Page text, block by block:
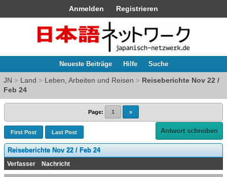
Anmelden Registrieren
Neueste Beiträge Hilfe Suche
JN > Land > Leben, Arbeiten und Reisen > Reiseberichte Nov 22 /
Feb 24
Page: 1 »
First Post Last Post Antwort schreiben
Reiseberichte Nov 22 / Feb 24
Verfasser Nachricht